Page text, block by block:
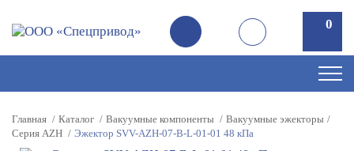
0
0
Главная Каталог Вакуумные компоненты
Вакуумные эжекторы
Серия AZH
Эжектор SVV-AZH-07-B-L-01-01 48 кПа